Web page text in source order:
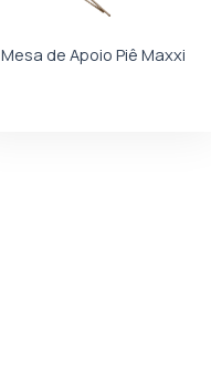
Mesa de Apoio Piê Maxxi